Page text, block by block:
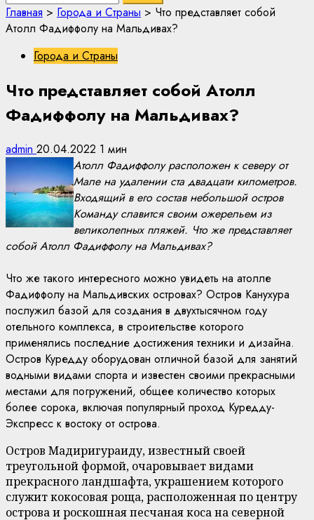
Главная > Города и Страны > Что представляет собой
Атолл Фадиффолу на Мальдивах?
Города и Страны
Что представляет собой Атолл
Фадиффолу на Мальдивах?
admin 20.04.2022 1 мин
Атолл Фадиффолу расположен к северу от
Мале на удалении ста двадцати километров.
Входящий в его состав небольшой остров
Команду славится своим ожерельем из
великолепных пляжей. Что же представляет
собой Атолл Фадиффолу на Мальдивах?
Что же такого интересного можно увидеть на атолле
Фадиффолу на Мальдивских островах? Остров Канухура
послужил базой для создания в двухтысячном году
отельного комплекса, в строительстве которого
применялись последние достижения техники и дизайна.
Остров Куредду оборудован отличной базой для занятий
водными видами спорта и известен своими прекрасными
местами для погружений, общее количество которых
более сорока, включая популярный проход Куредду-
Экспресс к востоку от острова.
Остров Мадиригураиду, известный своей
треугольной формой, очаровывает видами
прекрасного ландшафта, украшением которого
служит кокосовая роща, расположенная по центру
острова и роскошная песчаная коса на северной